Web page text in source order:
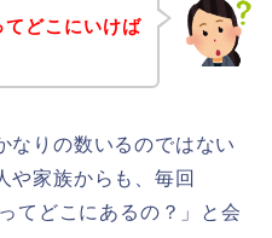
どこにいけば
なりの数いるのではない
や家族からも、毎回
てどこにあるの？」と会